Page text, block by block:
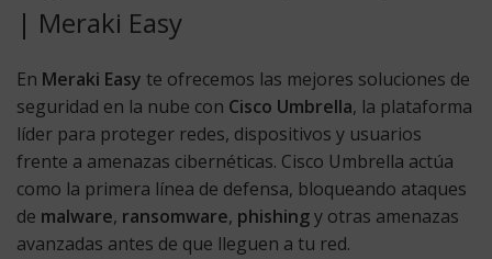
| Meraki Easy
En Meraki Easy te ofrecemos las mejores soluciones de
seguridad en la nube con Cisco Umbrella, la plataforma
líder para proteger redes, dispositivos y usuarios
frente a amenazas cibernéticas. Cisco Umbrella actúa
como la primera línea de defensa, bloqueando ataques
de malware, ransomware, phishingy otras amenazas
avanzadas antes de que lleguen a tu red.